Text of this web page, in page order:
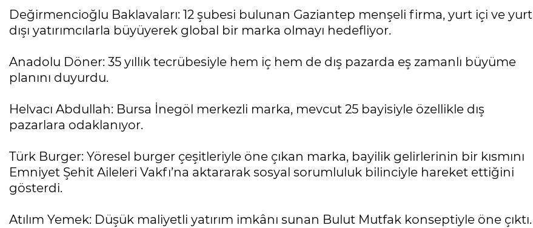
Değirmencioğlu Baklavaları: 12 şubesi bulunan Gaziantep menşeli firma, yurt içi ve yurt
dışı yatırımcılarla büyüyerek global bir marka olmayı hedefliyor.
Anadolu Döner: 35 yıllık tecrübesiyle hem iç hem de dış pazarda eş zamanlı büyüme
planını duyurdu.
Helvacı Abdullah: Bursa İnegöl merkezli marka, mevcut 25 bayisiyle özellikle dış
pazarlara odaklanıyor.
Türk Burger: Yöresel burger çeşitleriyle öne çıkan marka, bayilik gelirlerinin bir kısmını
Emniyet Şehit Aileleri Vakfı’na aktararak sosyal sorumluluk bilinciyle hareket ettiğini
gösterdi.
Atılım Yemek: Düşük maliyetli yatırım imkânı sunan Bulut Mutfak konseptiyle öne çıktı.